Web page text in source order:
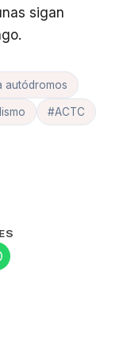
sigan
autódromos
#ACTC